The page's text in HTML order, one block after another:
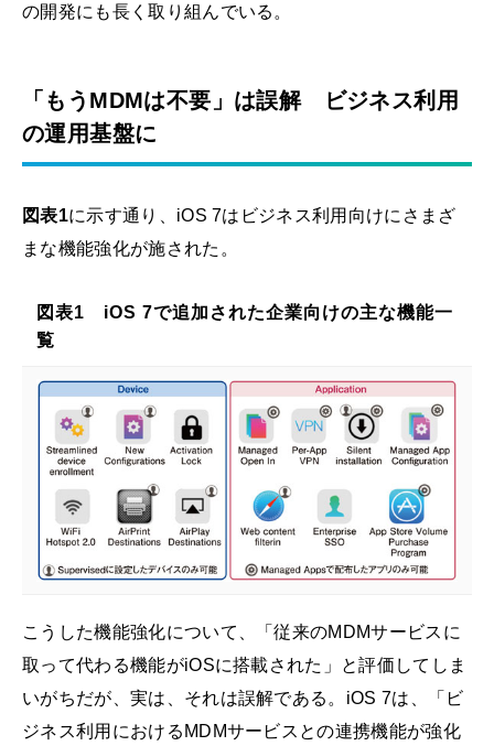
の開発にも長く取り組んでいる。
「もうMDMは不要」は誤解 ビジネス利用
の運用基盤に
図表1に示す通り、iOS 7はビジネス利用向けにさまざ
まな機能強化が施された。
図表1 iOS 7で追加された企業向けの主な機能一
覧
こうした機能強化について、「従来のMDMサービスに
取って代わる機能がiOSに搭載された」と評価してしま
いがちだが、実は、それは誤解である。iOS 7は、「ビ
ジネス利用におけるMDMサービスとの連携機能が強化